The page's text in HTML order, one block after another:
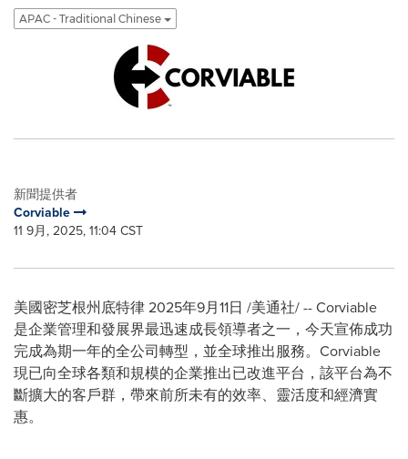
APAC - Traditional Chinese
新聞提供者
Corviable
11 9月, 2025, 11:04 CST
美國密芝根州底特律2025年9月11日 /美通社/ -- Corviable
是企業管理和發展界最迅速成長領導者之一，今天宣佈成功
完成為期一年的全公司轉型，並全球推出服務。Corviable
現已向全球各類和規模的企業推出已改進平台，該平台為不
斷擴大的客戶群，帶來前所未有的效率、靈活度和經濟實
惠。